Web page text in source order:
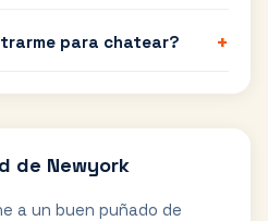
para chatear? +
de Newyork
a un buen puñado de